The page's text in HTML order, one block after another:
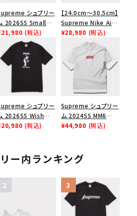
シュプリー
2026SS Small
Tee スモールボ
ックスTシャツ ブラッ
(税込)
【24.0cm～30.5cm】
Supreme Nike Air
Force 1 Low シュプ
リーム ナイキエアフォ
ース１スニーカー シ
ューズ ホワイト
¥28,980 (税込)
シュプリー
2026SS Wish
ウィッシュTシ
(税込)
Supreme シュプリー
ム 2024SS MM6
Maison Margiela
クスロゴTシャツ ホ
ワイト 白
¥44,980 (税込)
ー内ランキング